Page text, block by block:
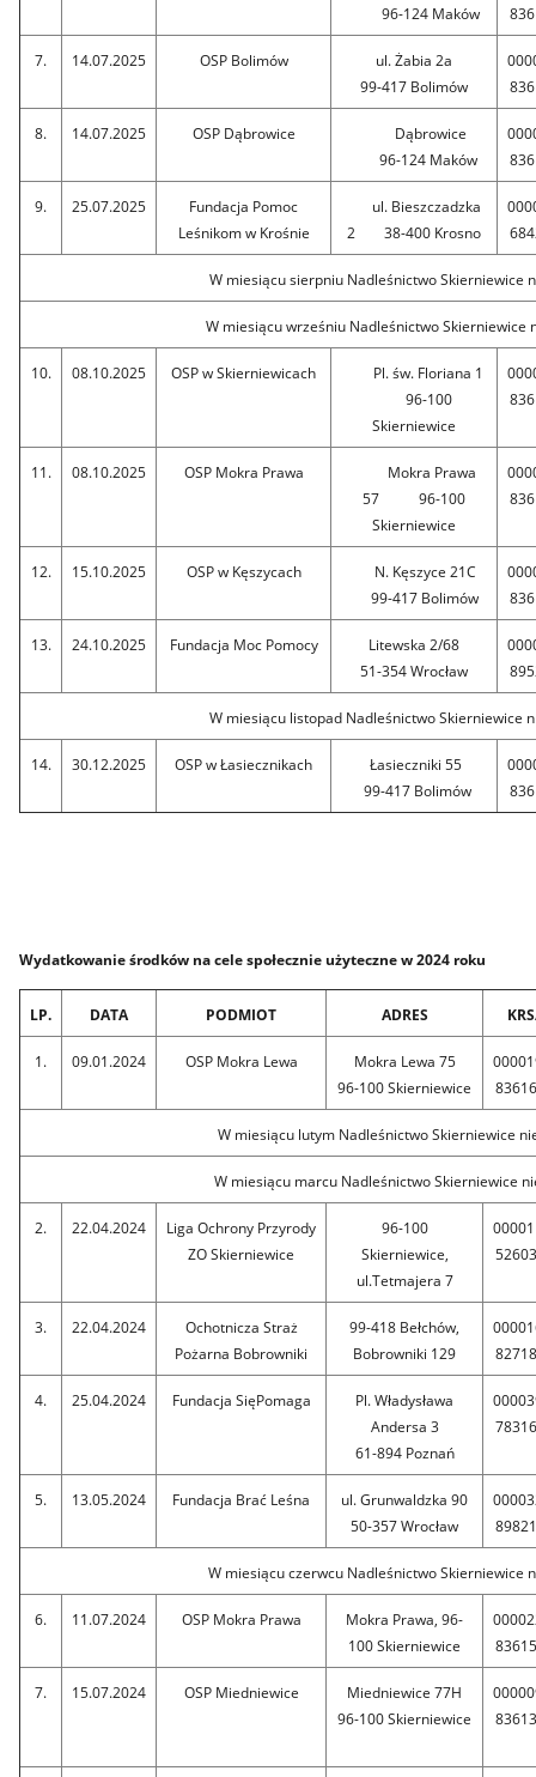
96-124 Maków
7. 14.07.2025 OSP Bolimów
ul. Żabia 2a
99-417 Bolimów
8. 14.07.2025 OSP Dąbrowice
Dąbrowice
96-124 Maków
9. 25.07.2025
Fundacja Pomoc
Leśnikom w Krośnie
ul. Bieszczadzka
2 38-400 Krosno
W miesiącu sierpniu Nadleśnictwo Skierniewice
W miesiącu wrześniu Nadleśnictwo Skierniewice
10. 08.10.2025 OSP w Skierniewicach
Pl. św. Floriana 1
96-100
Skierniewice
11. 08.10.2025 OSP Mokra Prawa
Mokra Prawa
57 96-100
Skierniewice
12. 15.10.2025 OSP w Kęszycach
N. Kęszyce 21C
99-417 Bolimów
13. 24.10.2025 Fundacja Moc Pomocy
Litewska 2/68
51-354 Wrocław
W miesiącu listopad Nadleśnictwo Skierniewice
14. 30.12.2025 OSP w Łasiecznikach
Łasieczniki 55
99-417 Bolimów
Wydatkowanie środków na cele społecznie użyteczne w 2024 roku
LP. DATA PODMIOT ADRES
1. 09.01.2024 OSP Mokra Lewa
Mokra Lewa 75
96-100 Skierniewice
W miesiącu lutym Nadleśnictwo Skierniewice
W miesiącu marcu Nadleśnictwo Skierniewice
2. 22.04.2024
Liga Ochrony Przyrody
ZO Skierniewice
96-100
Skierniewice,
ul.Tetmajera 7
3. 22.04.2024
Ochotnicza Straż
Pożarna Bobrowniki
99-418 Bełchów,
Bobrowniki 129
4. 25.04.2024 Fundacja SięPomaga
Pl. Władysława
Andersa 3
61-894 Poznań
5. 13.05.2024 Fundacja Brać Leśna
ul. Grunwaldzka 90
50-357 Wrocław
W miesiącu czerwcu Nadleśnictwo Skierniewice
6. 11.07.2024 OSP Mokra Prawa
Mokra Prawa, 96-
100 Skierniewice
7. 15.07.2024 OSP Miedniewice
Miedniewice 77H
96-100 Skierniewice